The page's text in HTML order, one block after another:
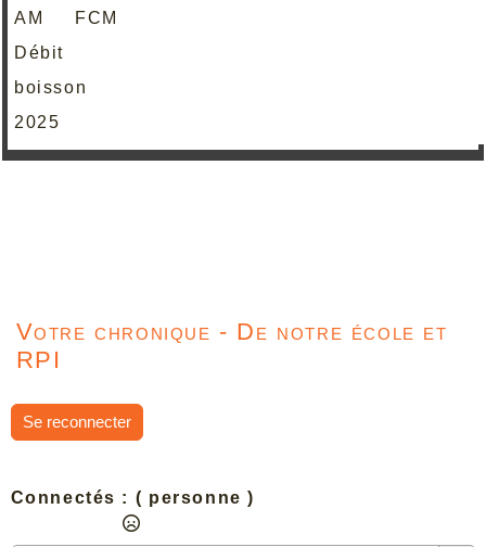
AM FCM
Débit
boisson
2025
Votre chronique - De notre école et
RPI
Se reconnecter
Connectés : ( personne )